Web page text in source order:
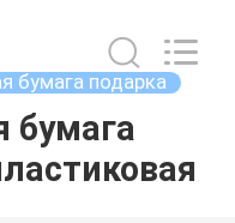
бумага подарка
бумага